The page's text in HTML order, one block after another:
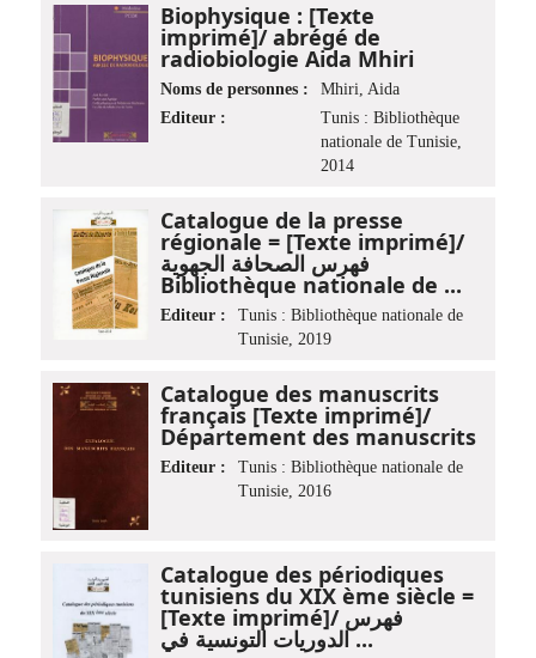
Biophysique : [Texte
imprimé]/ abrégé de
radiobiologie Aida Mhiri
Noms de personnes :
Mhiri, Aida
Editeur :
Tunis : Bibliothèque
nationale de Tunisie,
2014
Catalogue de la presse
régionale = [Texte imprimé]/
فهرس الصحافة الجهوية
Bibliothèque nationale de ...
Editeur :
Tunis : Bibliothèque nationale de
Tunisie, 2019
Catalogue des manuscrits
français [Texte imprimé]/
Département des manuscrits
Editeur :
Tunis : Bibliothèque nationale de
Tunisie, 2016
Catalogue des périodiques
tunisiens du XIX ème siècle =
[Texte imprimé]/ فهرس
الدوريات التونسية في ...